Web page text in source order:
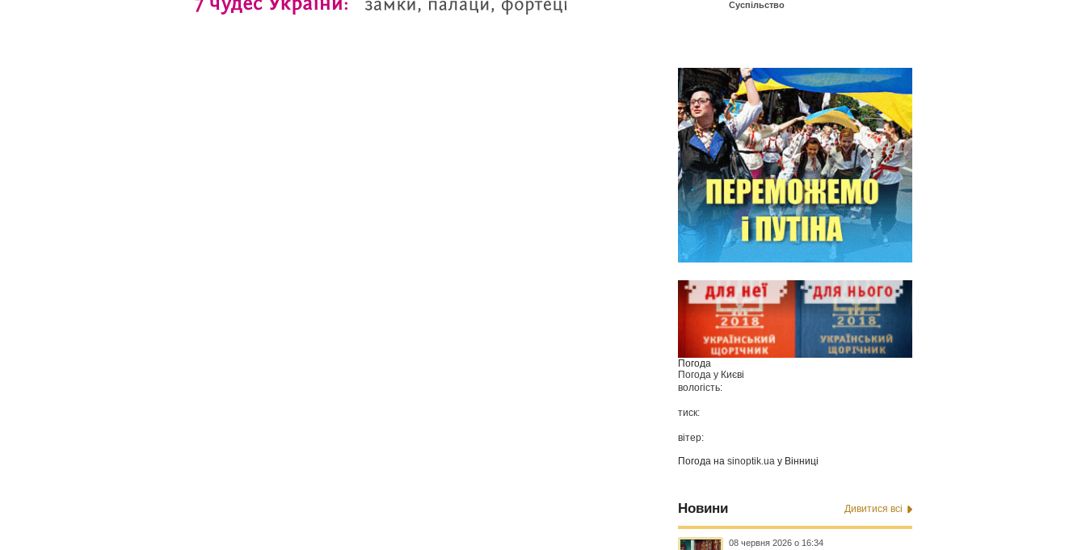
Суспільство
Погода
Погода у Києві
вологість:
тиск:
вітер:
Погода наsinoptik.ua у Вінниці
Новини Дивитися всі
08 червня 2026 о 16:34